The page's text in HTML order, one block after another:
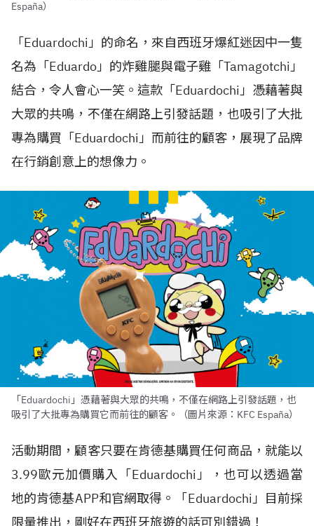
España）
「Eduardochi」的命名，來自西班牙爆紅迷因中一隻
名為「Eduardo」的炸雞腿與電子雞「Tamagotchi」
結合，令人會心一笑。這款「Eduardochi」憑藉著與
大眾的共鳴，不僅在網路上引發話題，也吸引了大批
專為購買「Eduardochi」而前往的顧客，展現了品牌
在行銷創意上的想像力。
「Eduardochi」憑藉著與大眾的共鳴，不僅在網路上引發話題，也
吸引了大批專為購買它而前往的顧客。（圖片來源：KFC España）
活動期間，顧客只要在肯德基購買任何商品，就能以
3.99歐元加價購入「Eduardochi」，也可以透過當
地的肯德基APP和官網取得。「Eduardochi」目前採
限量推出，剛好在西班牙旅遊的話可別錯過！